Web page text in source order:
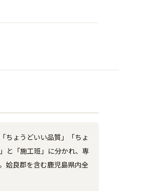
ちょうどいい品質」「ちょ
と「施工班」に分かれ、専
姶良郡を含む鹿児島県内全